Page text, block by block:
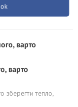
варто
зберегти тепло,